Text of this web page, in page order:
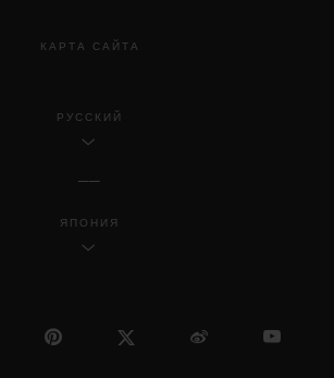
КАРТА САЙТА
РУССКИЙ
ЯПОНИЯ